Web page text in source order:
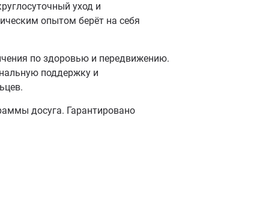
уход и
опытом берёт на себя
по здоровью и передвижению.
поддержку и
досуга. Гарантировано